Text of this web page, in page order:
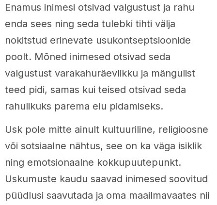
Enamus inimesi otsivad valgustust ja rahu
enda sees ning seda tulebki tihti välja
nokitstud erinevate usukontseptsioonide
poolt. Mõned inimesed otsivad seda
valgustust varakahuräevlikku ja mängulist
teed pidi, samas kui teised otsivad seda
rahulikuks parema elu pidamiseks.
Usk pole mitte ainult kultuuriline, religioosne
või sotsiaalne nähtus, see on ka väga isiklik
ning emotsionaalne kokkupuutepunkt.
Uskumuste kaudu saavad inimesed soovitud
püüdlusi saavutada ja oma maailmavaates nii